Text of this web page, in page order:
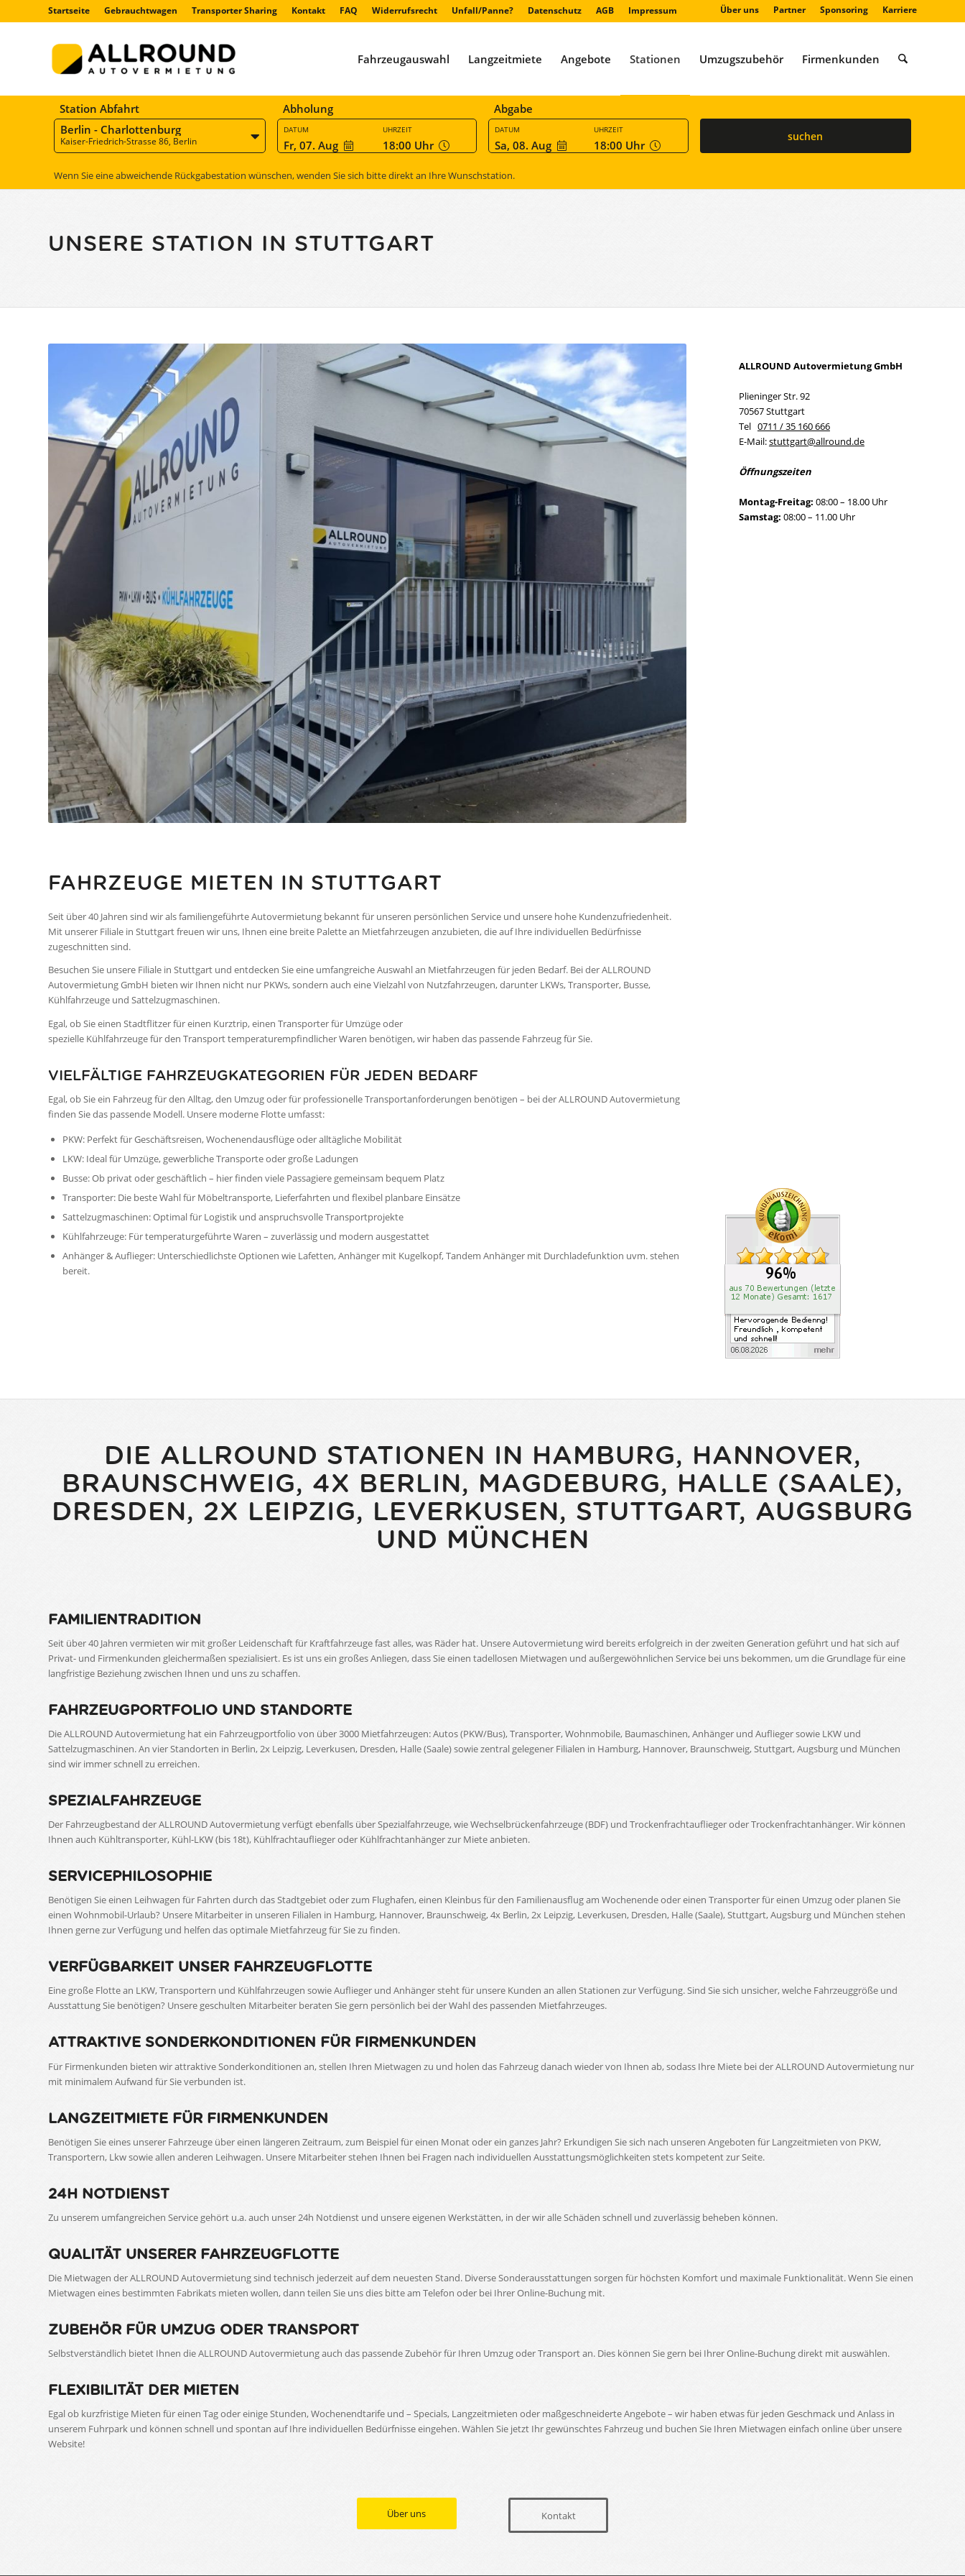
Startseite Gebrauchtwagen Transporter Sharing Kontakt FAQ Widerrufsrecht Unfall/Panne? Datenschutz AGB Impressum Über uns Partner Sponsoring Karriere
Fahrzeugauswahl Langzeitmiete Angebote Stationen Umzugszubehör Firmenkunden
Station Abfahrt
Berlin - Charlottenburg
Kaiser-Friedrich-Strasse 86, Berlin
Abholung
DATUM
Fr, 07. Aug
UHRZEIT
18:00 Uhr
Abgabe
DATUM
Sa, 08. Aug
UHRZEIT
18:00 Uhr
suchen
Wenn Sie eine abweichende Rückgabestation wünschen, wenden Sie sich bitte direkt an Ihre Wunschstation.
UNSERE STATION IN STUTTGART
FAHRZEUGE MIETEN IN STUTTGART
Seit über 40 Jahren sind wir als familiengeführte Autovermietung bekannt für unseren persönlichen Service und unsere hohe Kundenzufriedenheit.
Mit unserer Filiale in Stuttgart freuen wir uns, Ihnen eine breite Palette an Mietfahrzeugen anzubieten, die auf Ihre individuellen Bedürfnisse
zugeschnitten sind.
Besuchen Sie unsere Filiale in Stuttgart und entdecken Sie eine umfangreiche Auswahl an Mietfahrzeugen für jeden Bedarf. Bei der ALLROUND
Autovermietung GmbH bieten wir Ihnen nicht nur PKWs, sondern auch eine Vielzahl von Nutzfahrzeugen, darunter LKWs, Transporter, Busse,
Kühlfahrzeuge und Sattelzugmaschinen.
Egal, ob Sie einen Stadtflitzer für einen Kurztrip, einen Transporter für Umzüge oder
spezielle Kühlfahrzeuge für den Transport temperaturempfindlicher Waren benötigen, wir haben das passende Fahrzeug für Sie.
VIELFÄLTIGE FAHRZEUGKATEGORIEN FÜR JEDEN BEDARF
Egal, ob Sie ein Fahrzeug für den Alltag, den Umzug oder für professionelle Transportanforderungen benötigen – bei der ALLROUND Autovermietung
finden Sie das passende Modell. Unsere moderne Flotte umfasst:
PKW: Perfekt für Geschäftsreisen, Wochenendausflüge oder alltägliche Mobilität
LKW: Ideal für Umzüge, gewerbliche Transporte oder große Ladungen
Busse: Ob privat oder geschäftlich – hier finden viele Passagiere gemeinsam bequem Platz
Transporter: Die beste Wahl für Möbeltransporte, Lieferfahrten und flexibel planbare Einsätze
Sattelzugmaschinen: Optimal für Logistik und anspruchsvolle Transportprojekte
Kühlfahrzeuge: Für temperaturgeführte Waren – zuverlässig und modern ausgestattet
Anhänger & Auflieger: Unterschiedlichste Optionen wie Lafetten, Anhänger mit Kugelkopf, Tandem Anhänger mit Durchladefunktion uvm. stehen
bereit.
ALLROUND Autovermietung GmbH
Plieninger Str. 92
70567 Stuttgart
Tel 0711 / 35 160 666
E-Mail:stuttgart@allround.de
Öffnungszeiten
Montag-Freitag: 08:00 – 18.00 Uhr
Samstag: 08:00 – 11.00 Uhr
DIE ALLROUND STATIONEN IN HAMBURG, HANNOVER,
BRAUNSCHWEIG, 4X BERLIN, MAGDEBURG, HALLE (SAALE),
DRESDEN, 2X LEIPZIG, LEVERKUSEN, STUTTGART, AUGSBURG
UND MÜNCHEN
FAMILIENTRADITION
Seit über 40 Jahren vermieten wir mit großer Leidenschaft für Kraftfahrzeuge fast alles, was Räder hat. Unsere Autovermietung wird bereits erfolgreich in der zweiten Generation geführt und hat sich auf
Privat- und Firmenkunden gleichermaßen spezialisiert. Es ist uns ein großes Anliegen, dass Sie einen tadellosen Mietwagen und außergewöhnlichen Service bei uns bekommen, um die Grundlage für eine
langfristige Beziehung zwischen Ihnen und uns zu schaffen.
FAHRZEUGPORTFOLIO UND STANDORTE
Die ALLROUND Autovermietung hat ein Fahrzeugportfolio von über 3000 Mietfahrzeugen: Autos (PKW/Bus), Transporter, Wohnmobile, Baumaschinen, Anhänger und Auflieger sowie LKW und
Sattelzugmaschinen. An vier Standorten in Berlin, 2x Leipzig, Leverkusen, Dresden, Halle (Saale) sowie zentral gelegener Filialen in Hamburg, Hannover, Braunschweig, Stuttgart, Augsburg und München
sind wir immer schnell zu erreichen.
SPEZIALFAHRZEUGE
Der Fahrzeugbestand der ALLROUND Autovermietung verfügt ebenfalls über Spezialfahrzeuge, wie Wechselbrückenfahrzeuge (BDF) und Trockenfrachtauflieger oder Trockenfrachtanhänger. Wir können
Ihnen auch Kühltransporter, Kühl-LKW (bis 18t), Kühlfrachtauflieger oder Kühlfrachtanhänger zur Miete anbieten.
SERVICEPHILOSOPHIE
Benötigen Sie einen Leihwagen für Fahrten durch das Stadtgebiet oder zum Flughafen, einen Kleinbus für den Familienausflug am Wochenende oder einen Transporter für einen Umzug oder planen Sie
einen Wohnmobil-Urlaub? Unsere Mitarbeiter in unseren Filialen in Hamburg, Hannover, Braunschweig, 4x Berlin, 2x Leipzig, Leverkusen, Dresden, Halle (Saale), Stuttgart, Augsburg und München stehen
Ihnen gerne zur Verfügung und helfen das optimale Mietfahrzeug für Sie zu finden.
VERFÜGBARKEIT UNSER FAHRZEUGFLOTTE
Eine große Flotte an LKW, Transportern und Kühlfahrzeugen sowie Auflieger und Anhänger steht für unsere Kunden an allen Stationen zur Verfügung. Sind Sie sich unsicher, welche Fahrzeuggröße und
Ausstattung Sie benötigen? Unsere geschulten Mitarbeiter beraten Sie gern persönlich bei der Wahl des passenden Mietfahrzeuges.
ATTRAKTIVE SONDERKONDITIONEN FÜR FIRMENKUNDEN
Für Firmenkunden bieten wir attraktive Sonderkonditionen an, stellen Ihren Mietwagen zu und holen das Fahrzeug danach wieder von Ihnen ab, sodass Ihre Miete bei der ALLROUND Autovermietung nur
mit minimalem Aufwand für Sie verbunden ist.
LANGZEITMIETE FÜR FIRMENKUNDEN
Benötigen Sie eines unserer Fahrzeuge über einen längeren Zeitraum, zum Beispiel für einen Monat oder ein ganzes Jahr? Erkundigen Sie sich nach unseren Angeboten für Langzeitmieten von PKW,
Transportern, Lkw sowie allen anderen Leihwagen. Unsere Mitarbeiter stehen Ihnen bei Fragen nach individuellen Ausstattungsmöglichkeiten stets kompetent zur Seite.
24H NOTDIENST
Zu unserem umfangreichen Service gehört u.a. auch unser 24h Notdienst und unsere eigenen Werkstätten, in der wir alle Schäden schnell und zuverlässig beheben können.
QUALITÄT UNSERER FAHRZEUGFLOTTE
Die Mietwagen der ALLROUND Autovermietung sind technisch jederzeit auf dem neuesten Stand. Diverse Sonderausstattungen sorgen für höchsten Komfort und maximale Funktionalität. Wenn Sie einen
Mietwagen eines bestimmten Fabrikats mieten wollen, dann teilen Sie uns dies bitte am Telefon oder bei Ihrer Online-Buchung mit.
ZUBEHÖR FÜR UMZUG ODER TRANSPORT
Selbstverständlich bietet Ihnen die ALLROUND Autovermietung auch das passende Zubehör für Ihren Umzug oder Transport an. Dies können Sie gern bei Ihrer Online-Buchung direkt mit auswählen.
FLEXIBILITÄT DER MIETEN
Egal ob kurzfristige Mieten für einen Tag oder einige Stunden, Wochenendtarife und – Specials, Langzeitmieten oder maßgeschneiderte Angebote – wir haben etwas für jeden Geschmack und Anlass in
unserem Fuhrpark und können schnell und spontan auf Ihre individuellen Bedürfnisse eingehen. Wählen Sie jetzt Ihr gewünschtes Fahrzeug und buchen Sie Ihren Mietwagen einfach online über unsere
Website!
Über uns Kontakt